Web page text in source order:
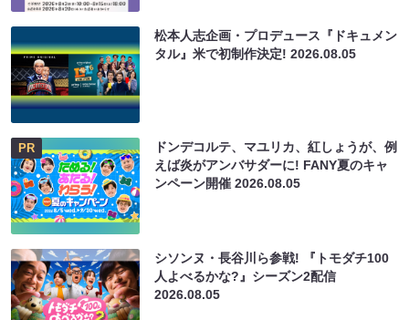
松本人志企画・プロデュース『ドキュメン
タル』米で初制作決定!2026.08.05
PR
ドンデコルテ、マユリカ、紅しょうが、例
えば炎がアンバサダーに! FANY夏のキャ
ンペーン開催2026.08.05
シソンヌ・長谷川ら参戦! 『トモダチ100
人よべるかな?』シーズン2配信
2026.08.05